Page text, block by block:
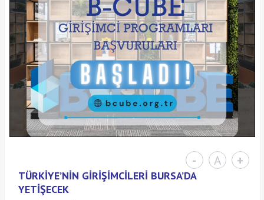
- A +
TÜRKİYE’NİN GİRİŞİMCİLERİ BURSA’DA
YETİŞECEK